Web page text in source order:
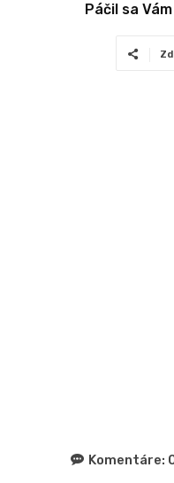
Páčil sa
Komentáre: